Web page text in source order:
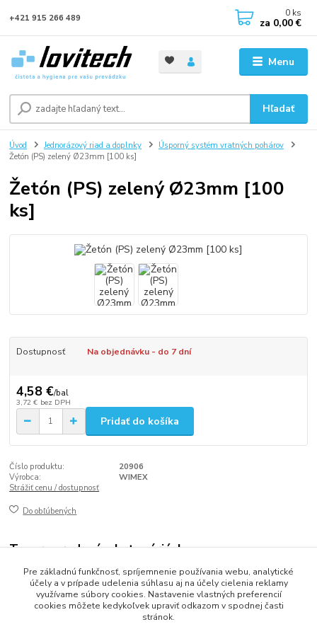
Menu
Hľadať
+421 915 266 489 0 ks
za 0,00 €
Úvod Jednorázový riad a doplnky
Úsporný systém vratných pohárov
Žetón (PS) zelený Ø23mm [100 ks]
Žetón (PS) zelený Ø23mm [100
ks]
Dostupnosť Na objednávku - do 7 dní
4,58 €/bal
3,72 € bez DPH
Pridať do košíka
Číslo produktu:
20906
Výrobca:
WIMEX
Strážiť cenu / dostupnosť
Do obľúbených
Tovar zaradený v kategóriách
Úsporný systém vratných pohárov
Pre základnú funkčnosť, spríjemnenie používania webu, analytické
účely a v prípade udelenia súhlasu aj na účely cielenia reklamy
využívame súbory cookies. Nastavenie vlastných preferencií
cookies môžete kedykoľvek upraviť odkazom v spodnej časti
stránok.